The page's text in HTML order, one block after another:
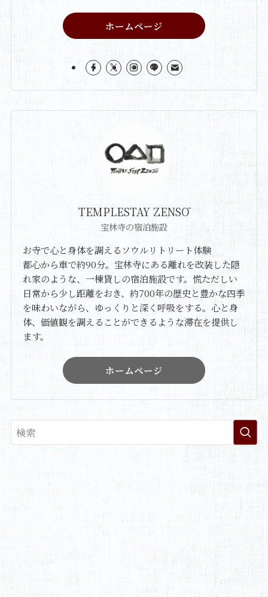
ホームページ
TEMPLESTAY ZENSŌ
宝林寺の宿泊施設
お寺で心と身体を調えるソウルリトリート体験
都心から車で約90分。宝林寺にある離れを改装した隠
れ家のような、一棟貸しの宿泊施設です。慌ただしい
日常から少し距離をおき、約700年の歴史と豊かな四季
を味わいながら、ゆっくりと深く呼吸をする。心と身
体、価値観を調えることができるような滞在を提供し
ます。
ホームページ